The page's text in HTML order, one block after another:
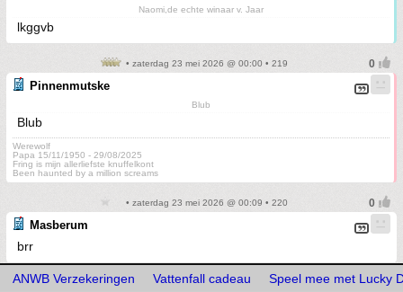
Naomi,de echte winaar v. Jaar
lkggvb
• zaterdag 23 mei 2026 @ 00:00 • 219
Pinnenmutske
Blub
Blub
Werewolf
Papa 15/11/1950 - 29/08/2025
Fring is mijn allerliefste knuffelkont
Been haunted by a million screams
• zaterdag 23 mei 2026 @ 00:09 • 220
Masberum
brr
ANWB Verzekeringen Vattenfall cadeau Speel mee met Lucky